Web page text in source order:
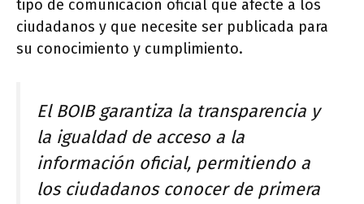
tipo de comunicación oficial que afecte a los
ciudadanos y que necesite ser publicada para
su conocimiento y cumplimiento.
El BOIB garantiza la transparencia y
la igualdad de acceso a la
información oficial, permitiendo a
los ciudadanos conocer de primera